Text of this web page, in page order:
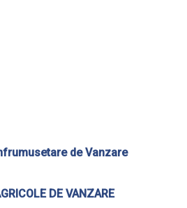
de Vanzare
DE VANZARE